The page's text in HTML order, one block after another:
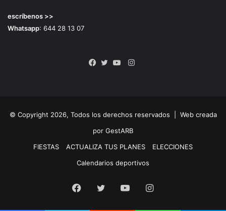
escríbenos >>
Whatsapp: 644 28 13 07
Instagram
© Copyright 2026, Todos los derechos reservados | Web creada
por GestARB
FIESTAS
ACTUALIZA TUS PLANES
ELECCIONES
Calendarios deportivos
Facebook
Twitter YouTubeInstagram